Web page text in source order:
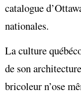
catalogue
nationales.
La culture
de son
bricoleur n’ose